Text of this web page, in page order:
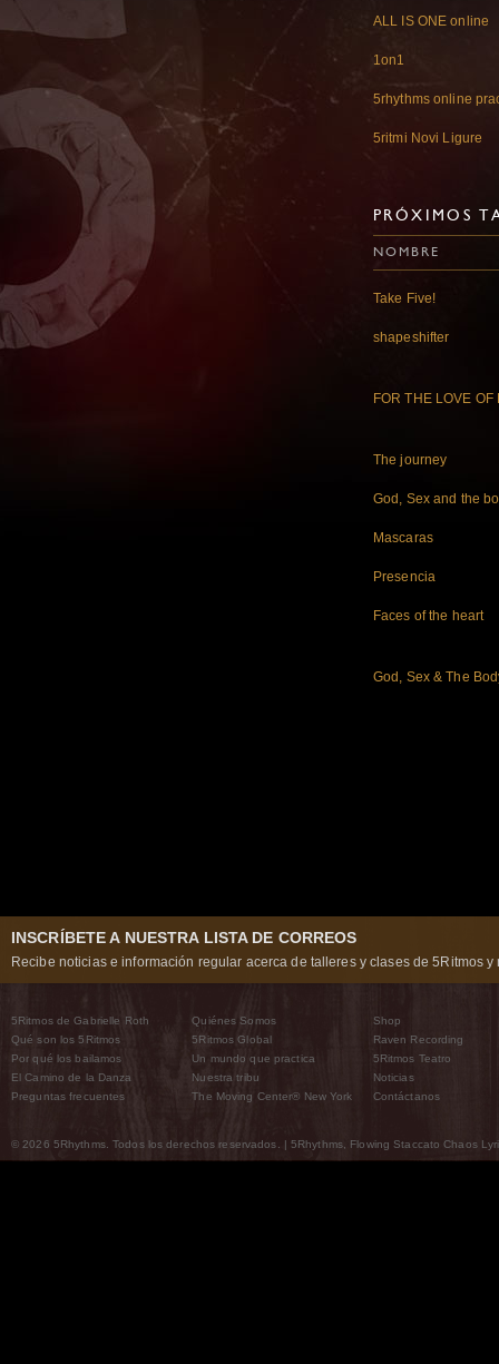
ALL IS ONE online
1on1
5rhythms online
5ritmi Novi Ligure
PRÓXIMOS
NOMBRE
Take Five!
shapeshifter
FOR THE LOVE OF
The journey
God, Sex and the
Mascaras
Presencia
Faces of the heart
God, Sex & The
INSCRÍBETE A NUESTRA LISTA DE CORREOS
Recibe noticias e información regular acerca de talleres y clases de 5Ritmos y
5Ritmos de Gabrielle Roth
Qué son los 5Ritmos
Por qué los bailamos
El Camino de la Danza
Preguntas frecuentes
Quiénes Somos
5Ritmos Global
Un mundo que practica
Nuestra tribu
The Moving Center® New York
Shop
Raven Recording
5Ritmos Teatro
Noticias
Contáctanos
© 2026 5Rhythms. Todos los derechos reservados. | 5Rhythms, Flowing Staccato Chaos